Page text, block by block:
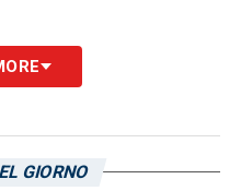
TOP NEWS
GIORNO